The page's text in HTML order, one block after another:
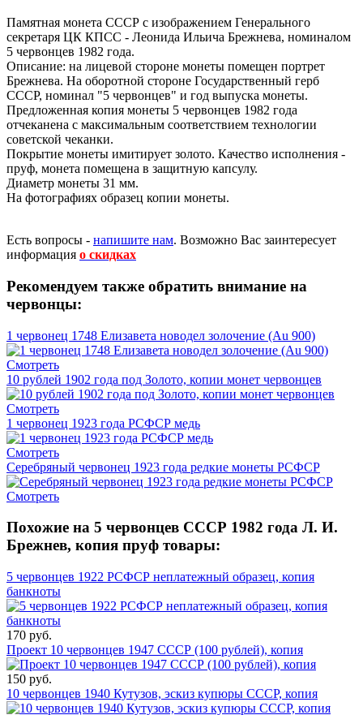
Памятная монета СССР с изображением Генерального
секретаря ЦК КПСС - Леонида Ильича Брежнева, номиналом
5 червонцев 1982 года.
Описание: на лицевой стороне монеты помещен портрет
Брежнева. На оборотной стороне Государственный герб
СССР, номинал "5 червонцев" и год выпуска монеты.
Предложенная копия монеты 5 червонцев 1982 года
отчеканена с максимальным соответствием технологии
советской чеканки.
Покрытие монеты имитирует золото. Качество исполнения -
пруф, монета помещена в защитную капсулу.
Диаметр монеты 31 мм.
На фотографиях образец копии монеты.
Есть вопросы - напишите нам. Возможно Вас заинтересует
информация о скидках
Рекомендуем также обратить внимание на
червонцы:
1 червонец 1748 Елизавета новодел золочение (Au 900)
Смотреть
10 рублей 1902 года под Золото, копии монет червонцев
Смотреть
1 червонец 1923 года РСФСР медь
Смотреть
Серебряный червонец 1923 года редкие монеты РСФСР
Смотреть
Похожие на 5 червонцев СССР 1982 года Л. И.
Брежнев, копия пруф товары:
5 червонцев 1922 РСФСР неплатежный образец, копия
банкноты
170 руб.
Проект 10 червонцев 1947 СССР (100 рублей), копия
150 руб.
10 червонцев 1940 Кутузов, эскиз купюры СССР, копия